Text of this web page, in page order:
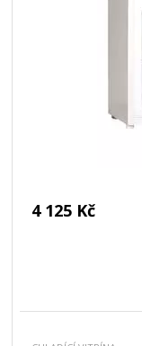
4 125 Kč